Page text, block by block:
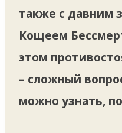
также с давним
Кощеем
этом
– сложный
можно узнать,